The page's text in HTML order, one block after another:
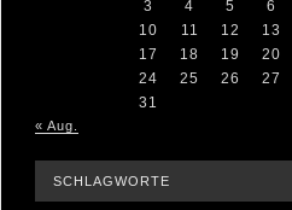
3
4 5 6
10
11 12 13
17
18 19 20
24
25 26 27
31
« Aug.
SCHLAGWORTE